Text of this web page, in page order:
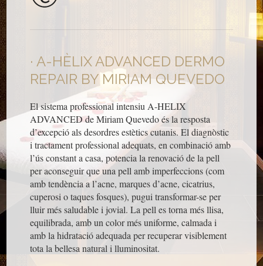
A-HÈLIX ADVANCED DERMO
REPAIR BY MIRIAM QUEVEDO
El sistema professional intensiu A-HELIX
ADVANCED de Miriam Quevedo és la resposta
d’excepció als desordres estètics cutanis. El diagnòstic
i tractament professional adequats, en combinació amb
l’ús constant a casa, potencia la renovació de la pell
per aconseguir que una pell amb imperfeccions (com
amb tendència a l’acne, marques d’acne, cicatrius,
cuperosi o taques fosques), pugui transformar-se per
lluir més saludable i jovial. La pell es torna més llisa,
equilibrada, amb un color més uniforme, calmada i
amb la hidratació adequada per recuperar visiblement
tota la bellesa natural i lluminositat.